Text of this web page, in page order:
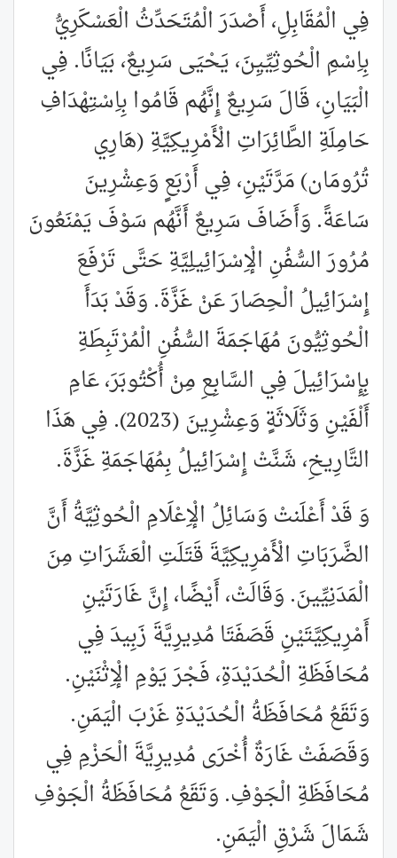
فِي الْمُقَابِلِ، أَصْدَرَ الْمُتَحَدِّثُ الْعَسْكَرِيُّ
بِاِسْمِ الْحُوثِيِّيِنَ، يَحْيَى سَرِيعٌ، بَيَانًا. فِي
الْبَيَانِ، قَالَ سَرِيعٌ إِنَّهُم قَامُوا بِاِسْتِهْدَافِ
حَامِلَةِ الطَّائِرَاتِ الْأَمْرِيكِيَّةِ (هَارِي
تُرُومَان) مَرَّتَيْنِ، فِي أَرْبَعٍ وَعِشْرِينَ
سَاعَةً. وَأَضَافَ سَرِيعٌ أَنَّهُم سَوْفَ يَمْنَعُونَ
مُرُورَ السُّفُنِ الْإِسْرَائِيلِيَّةِ حَتَّى تَرْفَعَ
إِسْرَائِيلُ الْحِصَارَ عَنْ غَزَّةَ. وَقَدْ بَدَأَ
الْحُوثِيُّونَ مُهَاجَمَةَ السُّفُنِ الْمُرْتَبِطَةِ
بِإِسْرَائِيلَ فِي السَّابِعِ مِنْ أُكْتُوبَرَ، عَامِ
أَلْفَيْنِ وَثَلَاثَةٍ وَعِشْرِينَ (2023). فِي هَذَا
التَّارِيخِ، شَنَّتْ إِسْرَائِيلُ بِمُهَاجَمَةِ غَزَّةَ.
وَ قَدْ أَعْلَنتْ وَسَائِلُ الْإِعْلَامِ الْحُوثِيَّةُ أَنَّ
الضَّرَبَاتِ الْأَمْرِيكِيَّةَ قَتَلَتِ الْعَشَرَاتِ مِنَ
الْمَدَنِيِّينَ. وَقَالَتْ، أَيْضًا، إِنَّ غَارَتَيْنِ
أَمْرِيكِيَّتَيْنِ قَصَفَتَا مُدِيرِيَّةَ زَبِيدَ فِي
مُحَافَظَةِ الْحُدَيْدَةِ، فَجْرَ يَوْمِ الْإِثْنَيْنِ.
وَتَقَعُ مُحَافَظَةُ الْحُدَيْدَةِ غَرْبَ الْيَمَنِ.
وَقَصَفَتْ غَارَةٌ أُخْرَى مُدِيرِيَّةَ الْحَزْمِ فِي
مُحَافَظَةِ الْجَوْفِ. وَتَقَعُ مُحَافَظَةُ الْجَوْفِ
شَمَالَ شَرْقِ الْيَمَنِ.